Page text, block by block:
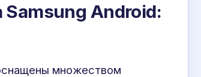
Android:
множеством